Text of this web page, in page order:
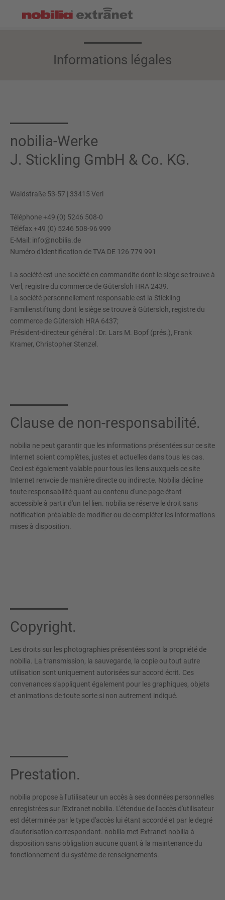
Informations légales
nobilia-Werke
J. Stickling GmbH & Co. KG.
Waldstraße 53-57 | 33415 Verl
Téléphone +49 (0) 5246 508-0
Téléfax +49 (0) 5246 508-96 999
E-Mail: info@nobilia.de
Numéro d'identification de TVA DE 126 779 991
La société est une société en commandite dont le siège se trouve à
Verl, registre du commerce de Gütersloh HRA 2439.
La société personnellement responsable est la Stickling
Familienstiftung dont le siège se trouve à Gütersloh, registre du
commerce de Gütersloh HRA 6437;
Président-directeur général : Dr. Lars M. Bopf (prés.), Frank
Kramer, Christopher Stenzel.
Clause de non-responsabilité.
nobilia ne peut garantir que les informations présentées sur ce site
Internet soient complètes, justes et actuelles dans tous les cas.
Ceci est également valable pour tous les liens auxquels ce site
Internet renvoie de manière directe ou indirecte. Nobilia décline
toute responsabilité quant au contenu d'une page étant
accessible à partir d'un tel lien. nobilia se réserve le droit sans
notification préalable de modifier ou de compléter les informations
mises à disposition.
Copyright.
Les droits sur les photographies présentées sont la propriété de
nobilia. La transmission, la sauvegarde, la copie ou tout autre
utilisation sont uniquement autorisées sur accord écrit. Ces
convenances s'appliquent également pour les graphiques, objets
et animations de toute sorte si non autrement indiqué.
Prestation.
nobilia propose à l'utilisateur un accès à ses données personnelles
enregistrées sur l'Extranet nobilia. L'étendue de l'accès d'utilisateur
est déterminée par le type d'accès lui étant accordé et par le degré
d'autorisation correspondant. nobilia met Extranet nobilia à
disposition sans obligation aucune quant à la maintenance du
fonctionnement du système de renseignements.